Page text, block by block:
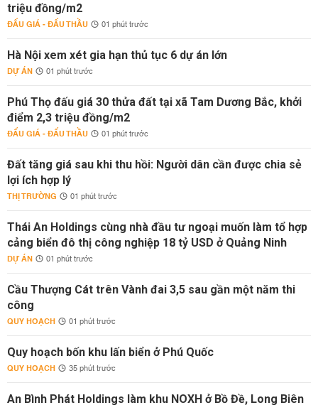
triệu đồng/m2
ĐẤU GIÁ - ĐẤU THẦU 01 phút trước
Hà Nội xem xét gia hạn thủ tục 6 dự án lớn
DỰ ÁN 01 phút trước
Phú Thọ đấu giá 30 thửa đất tại xã Tam Dương Bắc, khởi
điểm 2,3 triệu đồng/m2
ĐẤU GIÁ - ĐẤU THẦU 01 phút trước
Đất tăng giá sau khi thu hồi: Người dân cần được chia sẻ
lợi ích hợp lý
THỊ TRƯỜNG 01 phút trước
Thái An Holdings cùng nhà đầu tư ngoại muốn làm tổ hợp
cảng biển đô thị công nghiệp 18 tỷ USD ở Quảng Ninh
DỰ ÁN 01 phút trước
Cầu Thượng Cát trên Vành đai 3,5 sau gần một năm thi
công
QUY HOẠCH 01 phút trước
Quy hoạch bốn khu lấn biển ở Phú Quốc
QUY HOẠCH 35 phút trước
An Bình Phát Holdings làm khu NOXH ở Bồ Đề, Long Biên